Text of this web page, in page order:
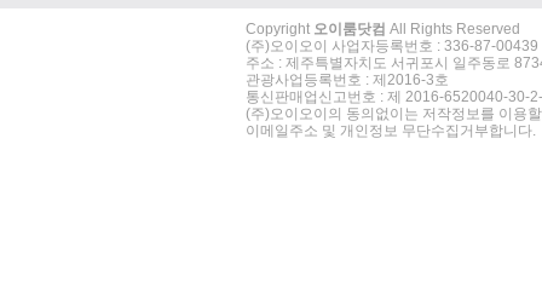
Copyright 오이룸닷컴 All Rights Reserved
(주)오이오이 사업자등록번호 : 336-87-
주소 : 제주특별자치도 서귀포시 일주동로
관광사업등록번호 : 제2016-3호
통신판매업신고번호 : 제 2016-6520040-30-
(주)오이오이의 동의없이는 저작정보를 이용
이메일주소 및 개인정보 무단수집거부합니다.